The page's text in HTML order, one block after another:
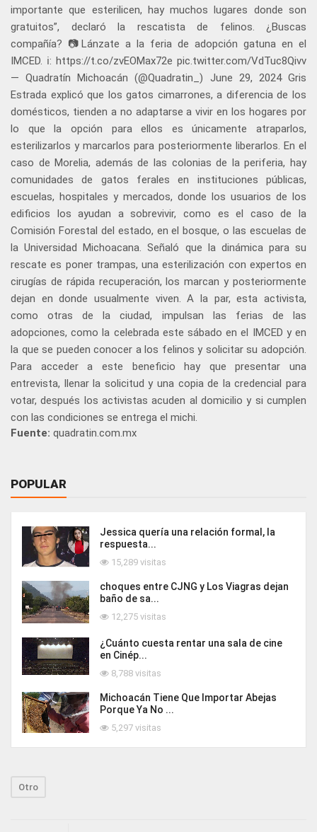
importante que esterilicen, hay muchos lugares donde son
gratuitos”, declaró la rescatista de felinos. ¿Buscas
compañía? 📷Lánzate a la feria de adopción gatuna en el
IMCED. ℹ️: https://t.co/zvEOMax72e pic.twitter.com/VdTuc8Qivv
— Quadratín Michoacán (@Quadratin_) June 29, 2024 Gris
Estrada explicó que los gatos cimarrones, a diferencia de los
domésticos, tienden a no adaptarse a vivir en los hogares por
lo que la opción para ellos es únicamente atraparlos,
esterilizarlos y marcarlos para posteriormente liberarlos. En el
caso de Morelia, además de las colonias de la periferia, hay
comunidades de gatos ferales en instituciones públicas,
escuelas, hospitales y mercados, donde los usuarios de los
edificios los ayudan a sobrevivir, como es el caso de la
Comisión Forestal del estado, en el bosque, o las escuelas de
la Universidad Michoacana. Señaló que la dinámica para su
rescate es poner trampas, una esterilización con expertos en
cirugías de rápida recuperación, los marcan y posteriormente
dejan en donde usualmente viven. A la par, esta activista,
como otras de la ciudad, impulsan las ferias de las
adopciones, como la celebrada este sábado en el IMCED y en
la que se pueden conocer a los felinos y solicitar su adopción.
Para acceder a este beneficio hay que presentar una
entrevista, llenar la solicitud y una copia de la credencial para
votar, después los activistas acuden al domicilio y si cumplen
con las condiciones se entrega el michi.
Fuente: quadratin.com.mx
POPULAR
Jessica quería una relación formal, la
respuesta...
15,289 visitas
choques entre CJNG y Los Viagras dejan
baño de sa...
12,275 visitas
¿Cuánto cuesta rentar una sala de cine
en Cinép...
8,788 visitas
Michoacán Tiene Que Importar Abejas
Porque Ya No ...
5,297 visitas
Otro